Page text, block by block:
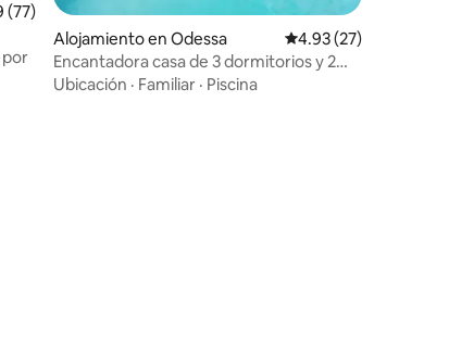
promedio: 4.99 de 5, 77 reseñas
(77)
por
Alojamiento en Odessa Calificación
4.93 (27)
Encantadora casa de 3 dormitorios y 2
baños con piscina
Ubicación · Familiar · Piscina